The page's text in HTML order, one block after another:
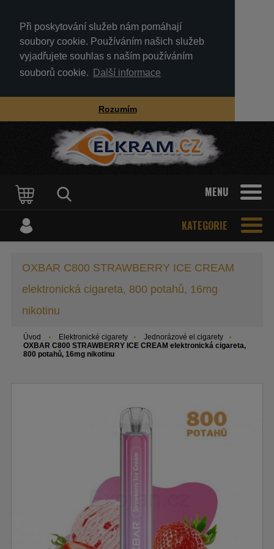
Při poskytování služeb nám pomáhají
soubory cookie. Používáním našich služeb
vyjadřujete souhlas s naším používáním
souborů cookie.
Další informace
Rozumím
MENU
KATEGORIE
OXBAR C800 STRAWBERRY ICE CREAM
elektronická cigareta, 800 potahů, 16mg
nikotinu
Úvod Elektronické cigarety
Jednorázové el.cigarety
OXBAR C800 STRAWBERRY ICE CREAM elektronická cigareta,
800 potahů, 16mg nikotinu